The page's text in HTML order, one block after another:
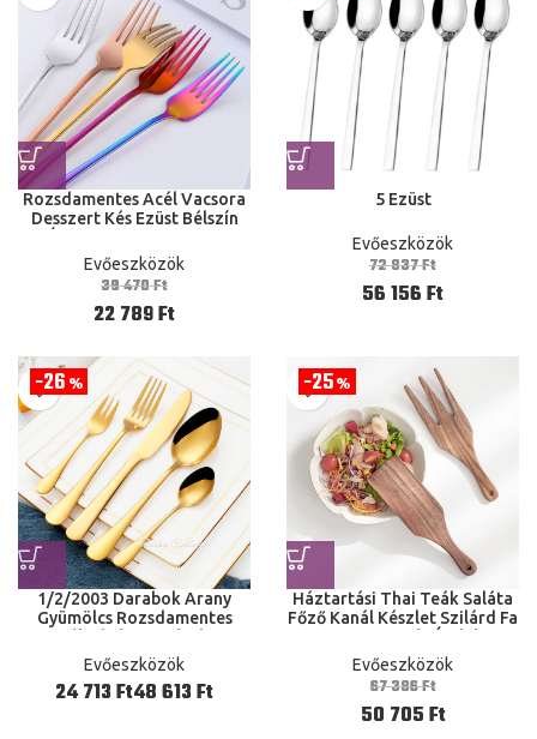
Rozsdamentes Acél Vacsora
Desszert Kés Ezüst Bélszín
Konyhai Parti ok
Evőeszközök
39 470Ft
22 789Ft
5 Ezüst
Evőeszközök
72 837Ft
56 156Ft
26%
1/2/2003 Darabok Arany
Gyümölcs Rozsdamentes
Fagylalt Torta Desszert Mini
Délutáni Parti Fekete
Evőeszközök
Evőeszközök
Ft Ft
25%
Háztartási Thai Teák Saláta
Főző Kanál Készlet Szilárd Fa
Válogatás Konyhai
Evőeszközök
67 386Ft
50 705Ft